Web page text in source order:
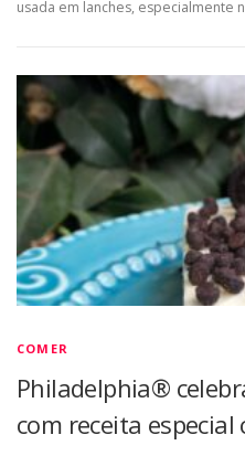
usada em lanches, especialmente
COMER
Philadelphia®
com receita